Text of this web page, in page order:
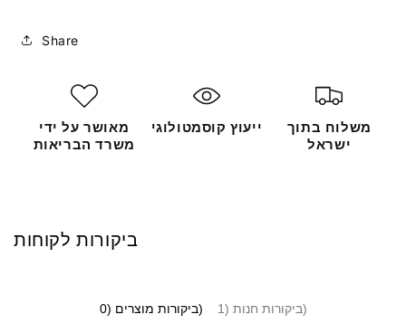
Share
מאושר על ידי
משרד הבריאות
ייעוץ קוסמטולוגי
משלוח בתוך
ישראל
ביקורות לקוחות
ביקורות מוצרים (0) ביקורות חנות (1)